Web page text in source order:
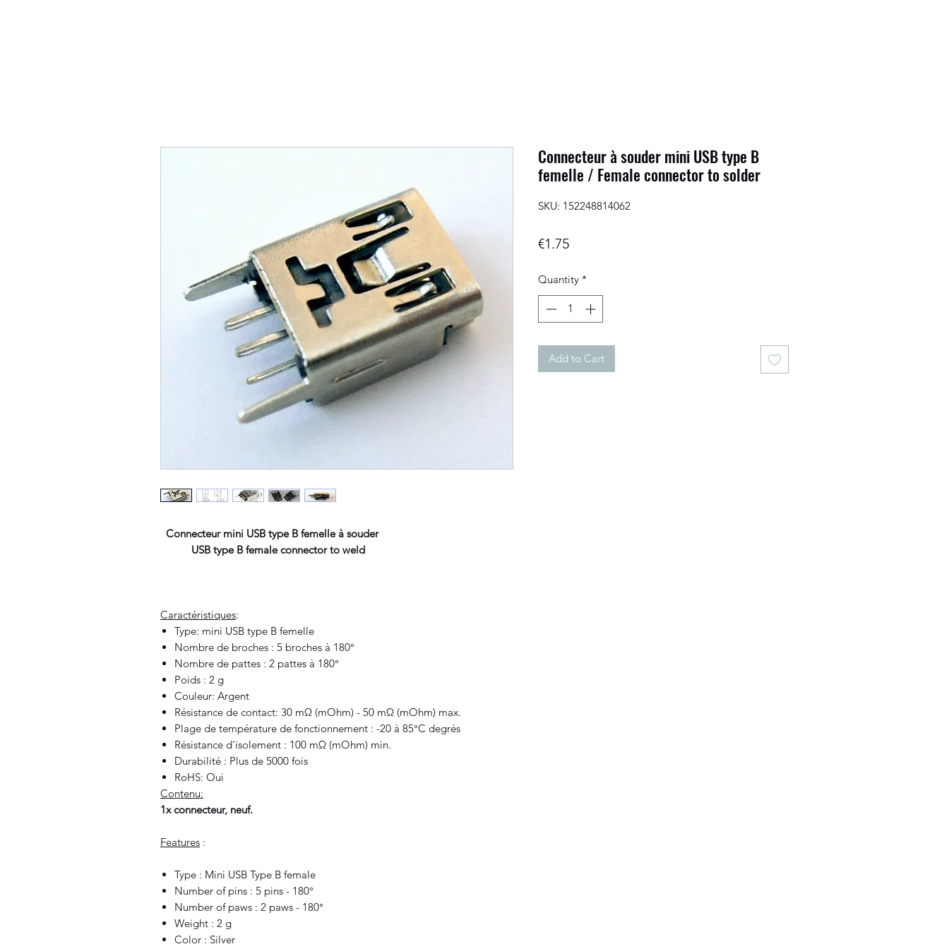
Connecteur mini USB type B femelle à souder
USB type B female connector to weld
Caractéristiques:
Type: mini USB type B femelle
Nombre de broches : 5 broches à 180°
Nombre de pattes : 2 pattes à 180°
Poids : 2 g
Couleur: Argent
Résistance de contact: 30 mΩ (mOhm) - 50 mΩ (mOhm) max.
Plage de température de fonctionnement : -20 à 85°C degrés
Résistance d'isolement : 100 mΩ (mOhm) min.
Durabilité : Plus de 5000 fois
RoHS: Oui
Contenu:
1x connecteur, neuf.
Features :
Type : Mini USB Type B female
Number of pins : 5 pins - 180°
Number of paws : 2 paws - 180°
Weight : 2 g
Color : Silver
Connecteur à souder mini USB type B
femelle / Female connector to solder
SKU: 152248814062
€1.75Price
Quantity *
Add to Cart